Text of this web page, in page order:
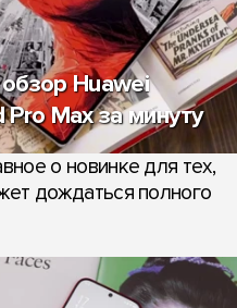
Huawei
Pro Max за минуту
о новинке для тех,
дождаться полного